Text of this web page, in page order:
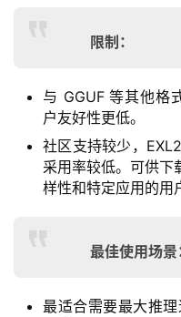
青
限制：
与 GGUF 等其他格
户友好性更低。
社区支持较少，
采用率较低。可供下
样性和特定应用的用
最佳使用场景
最适合需要最大推